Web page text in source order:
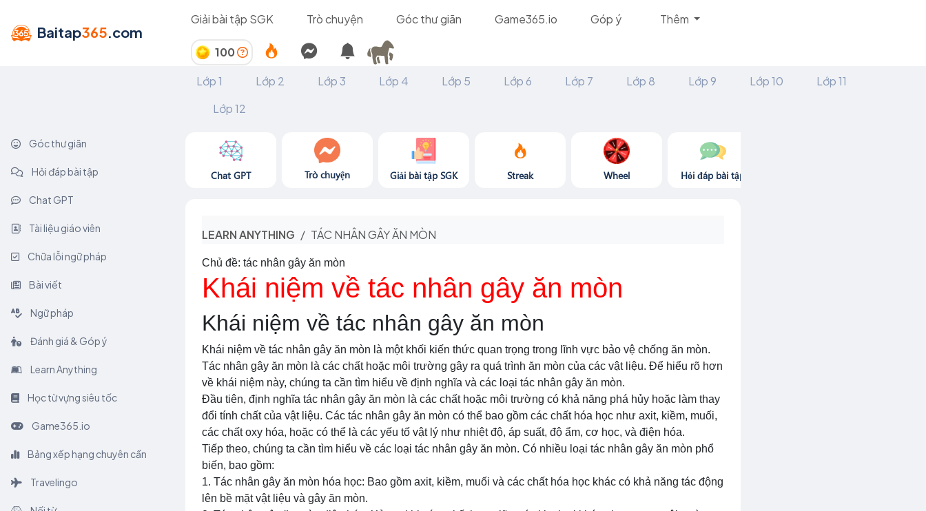
Baitap365.com
Giải bài tập SGK Trò chuyện Góc thư giãn Game365.io Góp ý Thêm
100
Lớp 1
Lớp 2 Lớp 3 Lớp 4 Lớp 5 Lớp 6 Lớp 7 Lớp 8 Lớp 9 Lớp 10
Lớp 11
Lớp 12
Góc thư giãn
Hỏi đáp bài tập
Chat GPT
Tài liệu giáo viên
Chữa lỗi ngữ pháp
Bài viết
Ngữ pháp
Đánh giá & Góp ý
Learn Anything
Học từ vựng siêu tốc
Game365.io
Bảng xếp hạng chuyên cần
Travelingo
Chat GPT Trò chuyện Giải bài tập SGK Streak Wheel Hỏi đáp bài tập
LEARN ANYTHING TÁC NHÂN GÂY ĂN MÒN
Chủ đề: tác nhân gây ăn mòn
Khái niệm về tác nhân gây ăn mòn
Khái niệm về tác nhân gây ăn mòn
Khái niệm về tác nhân gây ăn mòn là một khối kiến thức quan trọng trong lĩnh vực bảo vệ chống ăn mòn.
Tác nhân gây ăn mòn là các chất hoặc môi trường gây ra quá trình ăn mòn của các vật liệu. Để hiểu rõ hơn
về khái niệm này, chúng ta cần tìm hiểu về định nghĩa và các loại tác nhân gây ăn mòn.
Đầu tiên, định nghĩa tác nhân gây ăn mòn là các chất hoặc môi trường có khả năng phá hủy hoặc làm thay
đổi tính chất của vật liệu. Các tác nhân gây ăn mòn có thể bao gồm các chất hóa học như axit, kiềm, muối,
các chất oxy hóa, hoặc có thể là các yếu tố vật lý như nhiệt độ, áp suất, độ ẩm, cơ học, và điện hóa.
Tiếp theo, chúng ta cần tìm hiểu về các loại tác nhân gây ăn mòn. Có nhiều loại tác nhân gây ăn mòn phổ
biến, bao gồm:
1. Tác nhân gây ăn mòn hóa học: Bao gồm axit, kiềm, muối và các chất hóa học khác có khả năng tác động
lên bề mặt vật liệu và gây ăn mòn.